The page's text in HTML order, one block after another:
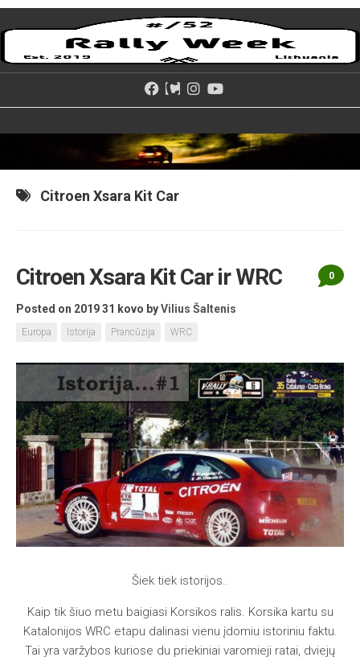
Skip
to
Citroen Xsara Kit Car
Citroen Xsara Kit Car ir WRC
Posted on 2019 31 kovo byVilius Šaltenis
Europa Istorija Prancūzija WRC
0
Šiek tiek istorijos..
Kaip tik šiuo metu baigiasi Korsikos ralis. Korsika kartu su
Katalonijos WRC etapu dalinasi vienu įdomiu istoriniu faktu.
Tai yra varžybos kuriose du priekiniai varomieji ratai, dviejų